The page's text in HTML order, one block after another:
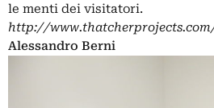
le menti dei visitatori.
http://
Alessandro Berni